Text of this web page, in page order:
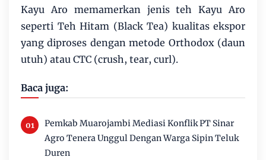
Kayu Aro memamerkan jenis teh Kayu Aro
seperti Teh Hitam (Black Tea) kualitas ekspor
yang diproses dengan metode Orthodox (daun
utuh) atau CTC (crush, tear, curl).
Baca juga:
Pemkab Muarojambi Mediasi Konflik PT Sinar
Agro Tenera Unggul Dengan Warga Sipin Teluk
Duren